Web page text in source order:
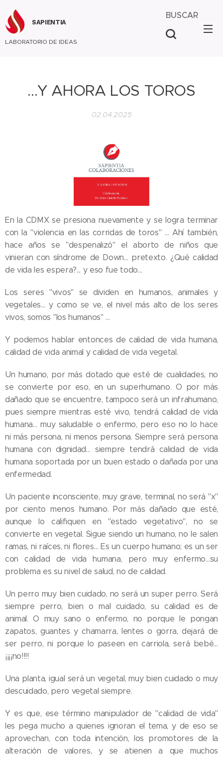
SAPIENTIA
LABORATORIO DE IDEAS
BUSCAR
...Y AHORA LOS TOROS
02.04.2025
En la CDMX se presiona nuevamente y se logra terminar
con la "violencia en las corridas de toros" … Ahí también,
hace años se "despenalizó" el aborto de niños que
vinieran con síndrome de Down… pretexto. ¿Qué calidad
de vida les espera?... y eso fue todo…
Los seres "vivos" se dividen en humanos, animales y
vegetales… y como se ve, el nivel más alto de los seres
vivos, somos "los humanos" …
Y podemos hablar entonces de calidad de vida humana,
calidad de vida animal y calidad de vida vegetal.
Un humano, por más dotado que esté de cualidades, no
se convierte por eso, en un superhumano. O por más
dañado que se encuentre, tampoco será un infrahumano,
pues siempre mientras esté vivo, tendrá calidad de vida
humana… muy saludable o enfermo, pero eso no lo hace
ni más persona, ni menos persona. Siempre será persona
humana con dignidad… siempre tendrá calidad de vida
humana soportada por un buen estado o dañada por una
enfermedad.
Un paciente inconsciente, muy grave, terminal, no será "x"
por ciento menos humano. Por más dañado que esté,
aunque lo califiquen en "estado vegetativo", no se
convierte en vegetal. Sigue siendo un humano, no le salen
ramas, ni raíces, ni flores… Es un cuerpo humano; es un ser
con calidad de vida humana, pero muy enfermo…su
problema es su nivel de salud, no de calidad.
Un perro muy bien cuidado, no será un super perro. Será
siempre perro, bien o mal cuidado, su calidad es de
animal. O muy sano o enfermo, no porque le pongan
zapatos, guantes y chamarra, lentes o gorra, dejará de
ser perro, ni porque lo paseen en carriola, será bebé…
¡¡¡¡no!!!!
Una planta, igual será un vegetal, muy bien cuidado o muy
descuidado, pero vegetal siempre.
Y es que, ese término manipulador de "calidad de vida"
les pega mucho a quienes ignoran el tema, y de eso se
aprovechan, con toda intención, los promotores de la
alteración de valores, y se atienen a que muchos